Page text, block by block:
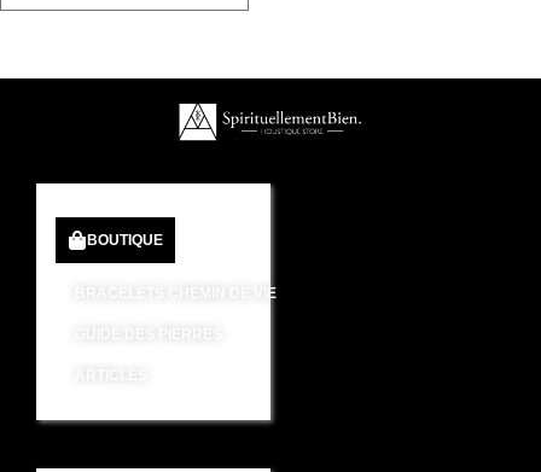
BOUTIQUE
BRACELETS CHEMIN DE VIE
GUIDE DES PIERRES